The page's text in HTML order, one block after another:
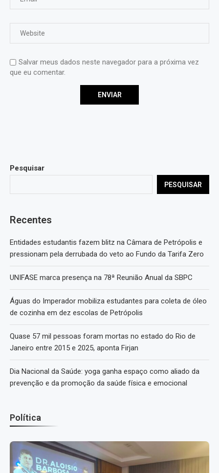
Salvar meus dados neste navegador para a próxima vez
que eu comentar.
Pesquisar
PESQUISAR
Recentes
Entidades estudantis fazem blitz na Câmara de Petrópolis e
pressionam pela derrubada do veto ao Fundo da Tarifa Zero
UNIFASE marca presença na 78ª Reunião Anual da SBPC
Águas do Imperador mobiliza estudantes para coleta de óleo
de cozinha em dez escolas de Petrópolis
Quase 57 mil pessoas foram mortas no estado do Rio de
Janeiro entre 2015 e 2025, aponta Firjan
Dia Nacional da Saúde: yoga ganha espaço como aliado da
prevenção e da promoção da saúde física e emocional
Política